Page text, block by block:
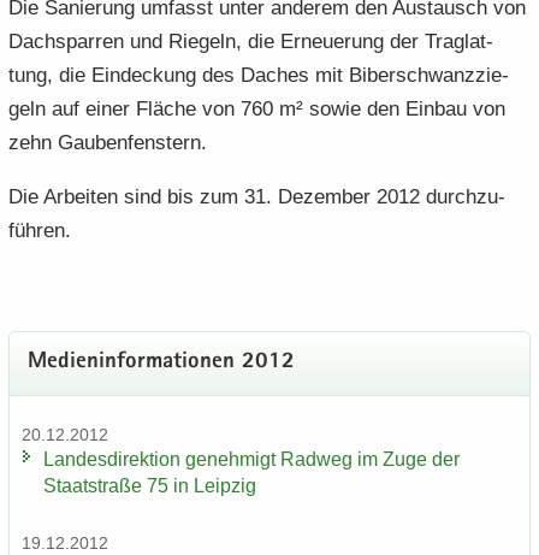
Die Sa­nie­rung um­fasst unter an­de­rem den Aus­tausch von
Dach­spar­ren und Rie­geln, die Er­neue­rung der Traglat­
tung, die Ein­de­ckung des Da­ches mit Bi­ber­schwanz­zie­
geln auf einer Flä­che von 760 m² sowie den Ein­bau von
zehn Gau­ben­fens­tern.
Die Ar­bei­ten sind bis zum 31. De­zem­ber 2012 durch­zu­
füh­ren.
Me­di­en­in­for­ma­tio­nen 2012
20.12.2012
Lan­des­di­rek­ti­on ge­neh­migt Rad­weg im Zuge der
Staat­stra­ße 75 in Leip­zig
19.12.2012